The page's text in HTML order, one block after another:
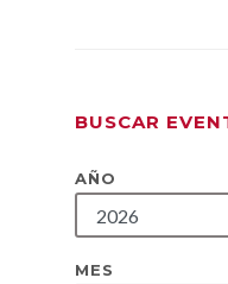
BUSCAR
AÑO
MES